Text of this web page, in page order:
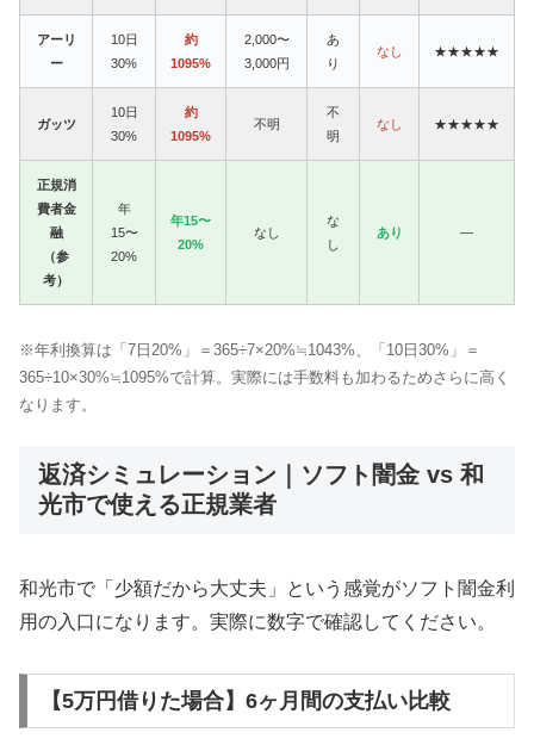
アーリ
ー
10日
30%
約
1095%
2,000〜
3,000円
あ
り
なし ★★★★★
ガッツ
10日
30%
約
1095%
不明
不
明
なし ★★★★★
正規消
費者金
融
（参
考）
年
15〜
20%
年15〜
20%
なし
な
し
あり —
※年利換算は「7日20%」＝365÷7×20%≒1043%、「10日30%」＝
365÷10×30%≒1095%で計算。実際には手数料も加わるためさらに高く
なります。
返済シミュレーション｜ソフト闇金 vs 和
光市で使える正規業者
和光市で「少額だから大丈夫」という感覚がソフト闇金利
用の入口になります。実際に数字で確認してください。
【5万円借りた場合】6ヶ月間の支払い比較